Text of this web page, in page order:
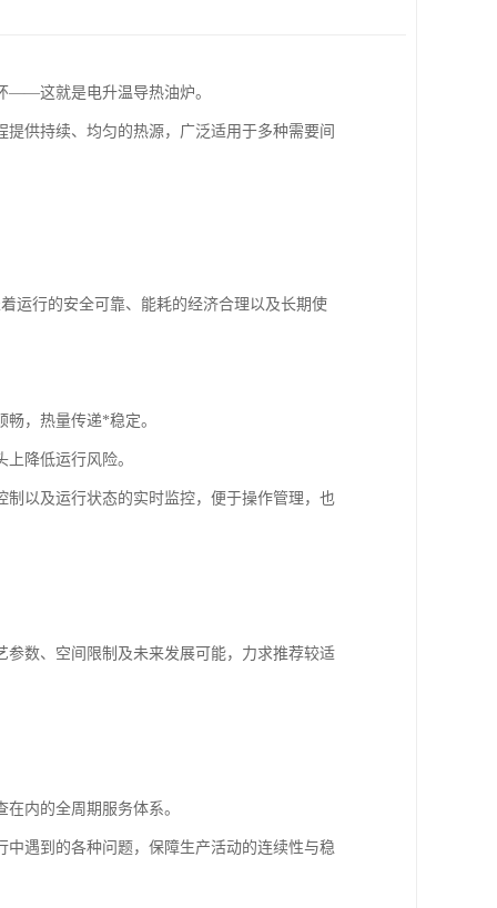
——这就是电升温导热油炉。
供持续、均匀的热源，广泛适用于多种需要间
运行的安全可靠、能耗的经济合理以及长期使
，热量传递*稳定。
降低运行风险。
以及运行状态的实时监控，便于操作管理，也
数、空间限制及未来发展可能，力求推荐较适
内的全周期服务体系。
遇到的各种问题，保障生产活动的连续性与稳